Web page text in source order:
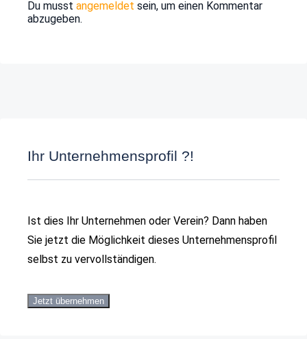
Du musst angemeldet sein, um einen Kommentar
abzugeben.
Ihr Unternehmensprofil ?!
Ist dies Ihr Unternehmen oder Verein? Dann haben
Sie jetzt die Möglichkeit dieses Unternehmensprofil
selbst zu vervollständigen.
Jetzt übernehmen